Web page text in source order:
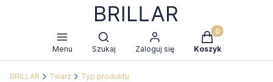
Menu
Otwórz wyszukiwarkę
Szukaj Zaloguj się
Produkty w
Koszyk
BRILLAR Twarz Typ produktu